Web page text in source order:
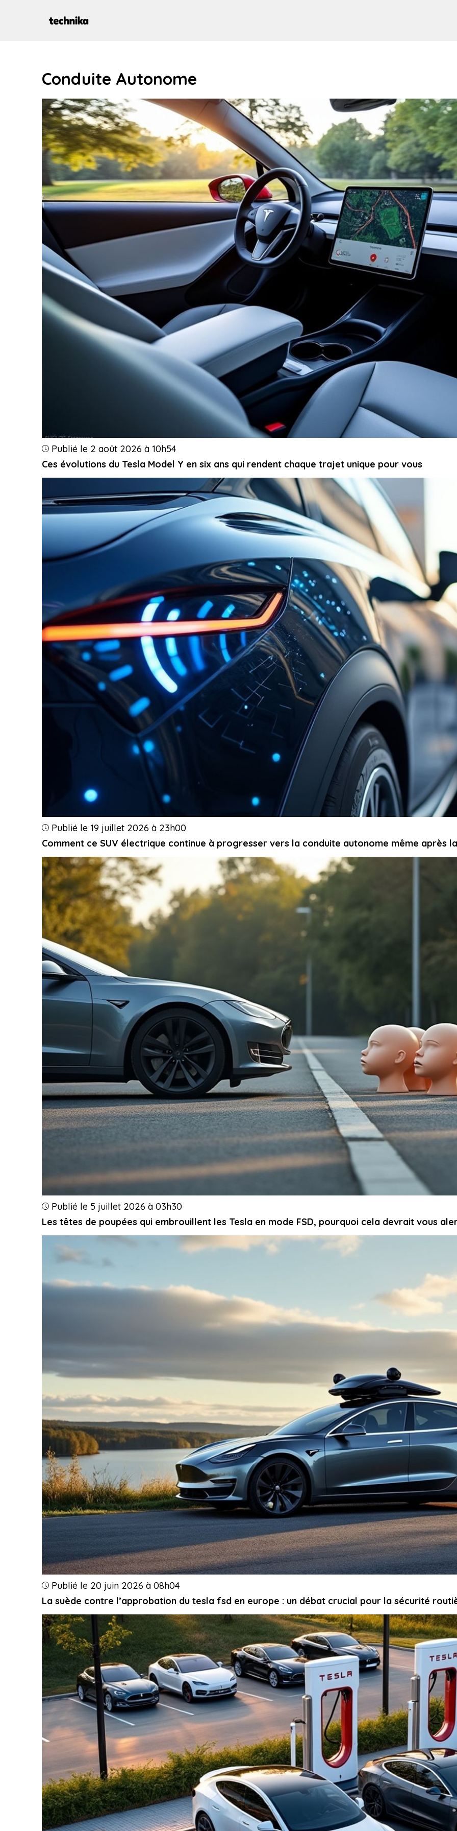
Conduite Autonome
Ces évolutions du Tesla Model Y en six ans qui rendent chaque trajet unique pour vous
Publié le 2 août 2026 à 10h54
Comment ce SUV électrique continue à progresser vers la conduite autonome même après
Publié le 19 juillet 2026 à 23h00
Les têtes de poupées qui embrouillent les Tesla en mode FSD, pourquoi cela devrait vous
Publié le 5 juillet 2026 à 03h30
La suède contre l’approbation du tesla fsd en europe : un débat crucial pour la sécurité
Publié le 20 juin 2026 à 08h04